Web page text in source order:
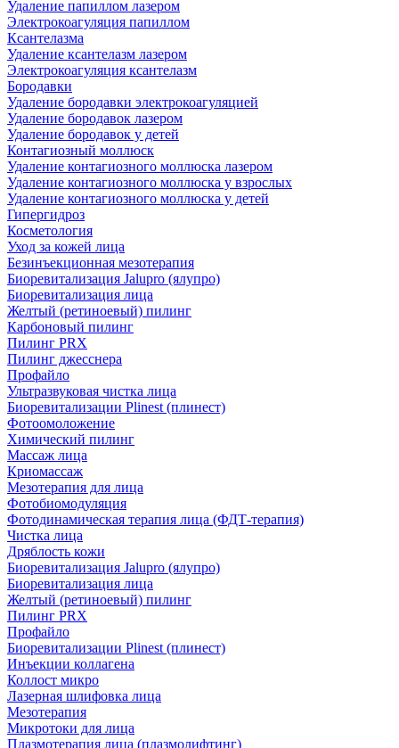
Удаление папиллом лазером
Электрокоагуляция папиллом
Ксантелазма
Удаление ксантелазм лазером
Электрокоагуляция ксантелазм
Бородавки
Удаление бородавки электрокоагуляцией
Удаление бородавок лазером
Удаление бородавок у детей
Контагиозный моллюск
Удаление контагиозного моллюска лазером
Удаление контагиозного моллюска у взрослых
Удаление контагиозного моллюска у детей
Гипергидроз
Косметология
Уход за кожей лица
Безинъекционная мезотерапия
Биоревитализация Jalupro (ялупро)
Биоревитализация лица
Желтый (ретиноевый) пилинг
Карбоновый пилинг
Пилинг PRX
Пилинг джесснера
Профайло
Ультразвуковая чистка лица
Биоревитализации Plinest (плинест)
Фотоомоложение
Химический пилинг
Массаж лица
Криомассаж
Мезотерапия для лица
Фотобиомодуляция
Фотодинамическая терапия лица (ФДТ-терапия)
Чистка лица
Дряблость кожи
Биоревитализация Jalupro (ялупро)
Биоревитализация лица
Желтый (ретиноевый) пилинг
Пилинг PRX
Профайло
Биоревитализации Plinest (плинест)
Инъекции коллагена
Коллост микро
Лазерная шлифовка лица
Мезотерапия
Микротоки для лица
Плазмотерапия лица (плазмолифтинг)